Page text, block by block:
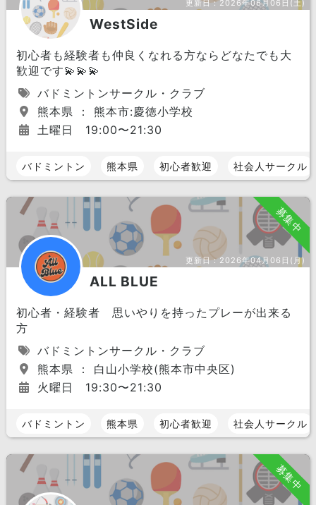
更新日：2026年06月06日(土)
WestSide
初心者も経験者も仲良くなれる方ならどなたでも大
歓迎です💫💫💫
バドミントンサークル・クラブ
熊本県 ： 熊本市:慶徳小学校
土曜日 19:00〜21:30
バドミントン 熊本県 初心者歓迎 社会人サークル
募集中
更新日：2026年04月06日(月)
ALL BLUE
初心者・経験者 思いやりを持ったプレーが出来る
方
バドミントンサークル・クラブ
熊本県 ： 白山小学校(熊本市中央区)
火曜日 19:30〜21:30
バドミントン 熊本県 初心者歓迎 社会人サークル
募集中